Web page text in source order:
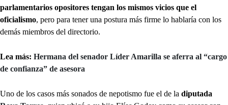
parlamentarios opositores tengan los mismos vicios que el
oficialismo, pero para tener una postura más firme lo hablaría con los
demás miembros del directorio.
Lea más: Hermana del senador Líder Amarilla se aferra al “cargo
de confianza” de asesora
Uno de los casos más sonados de nepotismo fue el de la diputada